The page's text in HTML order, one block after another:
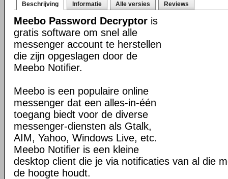
Beschrijving Informatie Alle versies Reviews
Meebo Password Decryptor is
gratis software om snel alle
messenger account te herstellen
die zijn opgeslagen door de
Meebo Notifier.
Meebo is een populaire online
messenger dat een alles-in-één
toegang biedt voor de diverse
messenger-diensten als Gtalk,
AIM, Yahoo, Windows Live, etc.
Meebo Notifier is een kleine
desktop client die je via notificaties van al die
de hoogte houdt.